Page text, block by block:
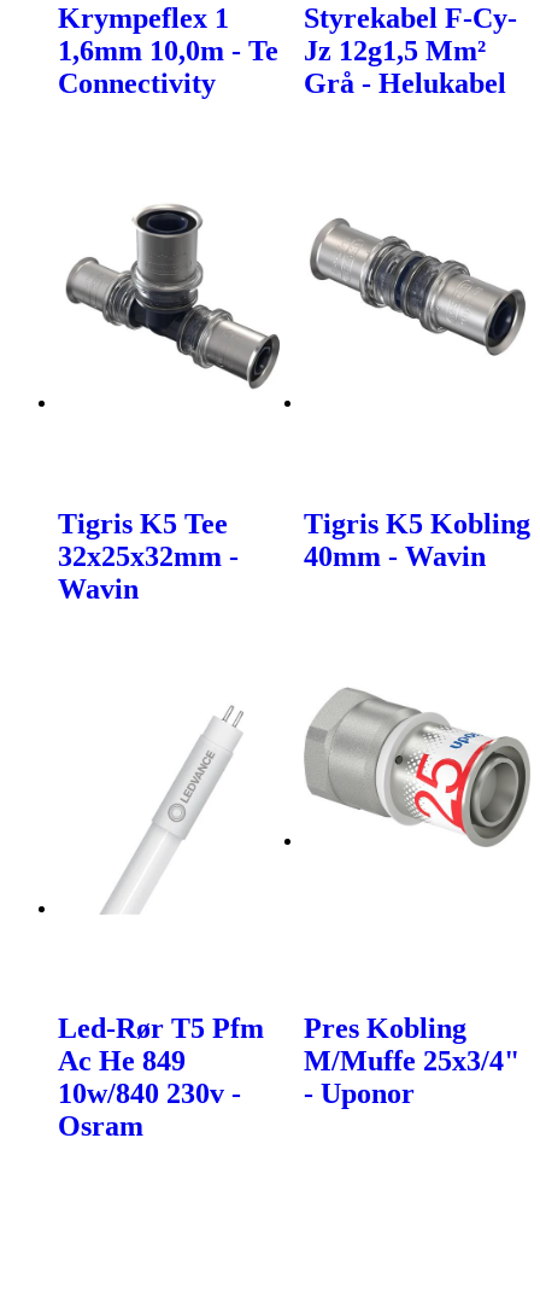
Krympeflex 1
1,6mm 10,0m - Te
Connectivity
Styrekabel F-Cy-
Jz 12g1,5 Mm²
Grå - Helukabel
Tigris K5 Tee
32x25x32mm -
Wavin
Tigris K5 Kobling
40mm - Wavin
Led-Rør T5 Pfm
Ac He 849
10w/840 230v -
Osram
Pres Kobling
M/Muffe 25x3/4"
- Uponor